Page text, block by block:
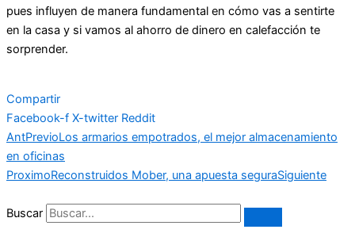
pues influyen de manera fundamental en cómo vas a sentirte
en la casa y si vamos al ahorro de dinero en calefacción te
sorprender.
Compartir
Facebook-f X-twitter Reddit
AntPrevioLos armarios empotrados, el mejor almacenamiento
en oficinas
ProximoReconstruidos Mober, una apuesta seguraSiguiente
Buscar